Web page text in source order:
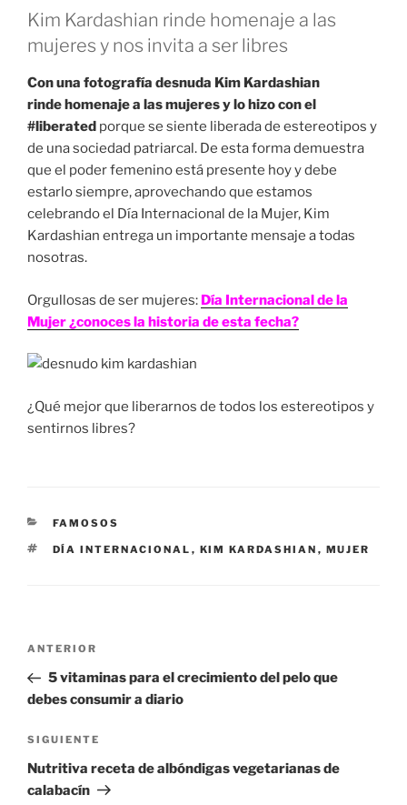
Kim Kardashian rinde homenaje a las
mujeres y nos invita a ser libres
Con una fotografía desnuda Kim Kardashian
rinde homenaje a las mujeres y lo hizo con el
#liberated porque se siente liberada de estereotipos y
de una sociedad patriarcal. De esta forma demuestra
que el poder femenino está presente hoy y debe
estarlo siempre, aprovechando que estamos
celebrando el Día Internacional de la Mujer, Kim
Kardashian entrega un importante mensaje a todas
nosotras.
Orgullosas de ser mujeres: Día Internacional de la
Mujer ¿conoces la historia de esta fecha?
¿Qué mejor que liberarnos de todos los estereotipos y
sentirnos libres?
CATEGORÍAS
FAMOSOS
ETIQUETAS
DÍA INTERNACIONAL , KIM KARDASHIAN , MUJER
Navegación
entradas
Entrada
anterior:
ANTERIOR
5 vitaminas para el crecimiento del pelo que
debes consumir a diario
Siguiente
entrada
SIGUIENTE
Nutritiva receta de albóndigas vegetarianas de
calabacín